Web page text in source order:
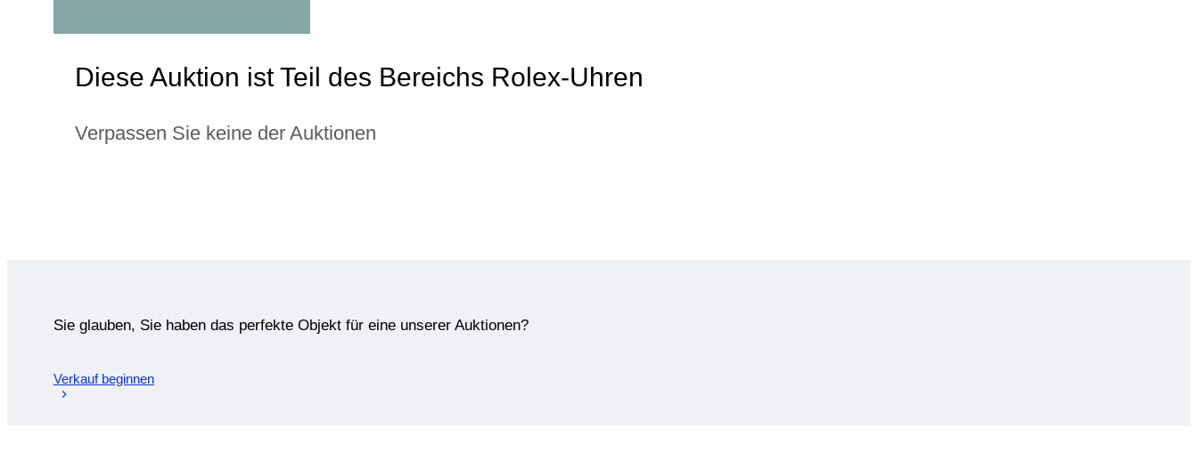
Diese Auktion ist Teil des Bereichs Rolex-Uhren
Verpassen Sie keine der Auktionen
Sie glauben, Sie haben das perfekte Objekt für eine unserer Auktionen?
Verkauf beginnen